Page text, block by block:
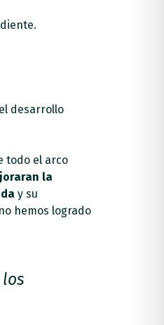
el desarrollo
todo el arco
la
y su
hemos logrado